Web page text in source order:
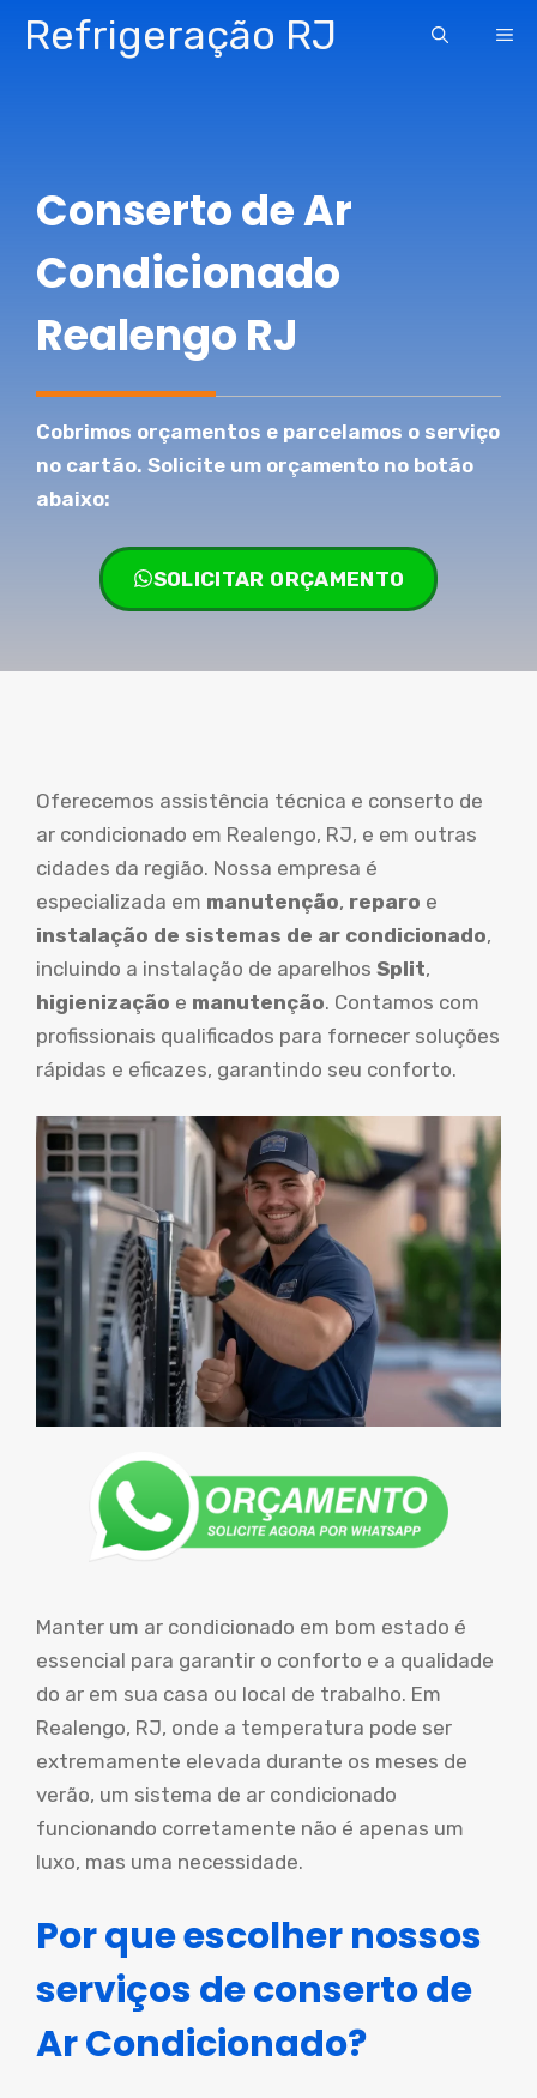
Pular
paraRefrigeração RJ
Conserto de Ar
Condicionado
Realengo RJ
Cobrimos orçamentos e parcelamos o serviço
no cartão. Solicite um orçamento no botão
abaixo:
SOLICITAR ORÇAMENTO
Oferecemos assistência técnica e conserto de
ar condicionado em Realengo, RJ, e em outras
cidades da região. Nossa empresa é
especializada em manutenção, reparo e
instalação de sistemas de ar condicionado,
incluindo a instalação de aparelhos Split,
higienização e manutenção. Contamos com
profissionais qualificados para fornecer soluções
rápidas e eficazes, garantindo seu conforto.
Manter um ar condicionado em bom estado é
essencial para garantir o conforto e a qualidade
do ar em sua casa ou local de trabalho. Em
Realengo, RJ, onde a temperatura pode ser
extremamente elevada durante os meses de
verão, um sistema de ar condicionado
funcionando corretamente não é apenas um
luxo, mas uma necessidade.
Por que escolher nossos
serviços de conserto de
Ar Condicionado?